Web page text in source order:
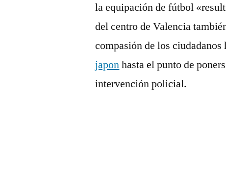
la equipación de fútbol
del centro de Valencia
compasión de los ciudadanos
japonhasta el punto de
intervención policial.